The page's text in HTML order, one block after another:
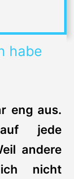
habe
eng aus.
auf jede
andere
nicht